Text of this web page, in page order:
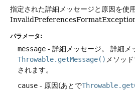
指定された詳細メッセージと原因を使
InvalidPreferencesFormatException
パラメータ:
message - 詳細メッセージ。
詳細メ
Throwable.getMessage() メソッ
されます。
cause - 原因(あとで